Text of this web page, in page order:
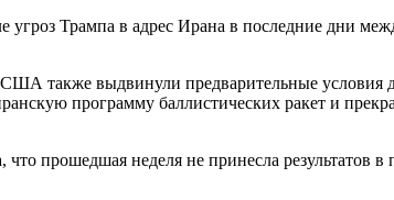
угроз Трампа в адрес Ирана в последние дни
также выдвинули предварительные
программу баллистических ракет и
прошедшая неделя не принесла